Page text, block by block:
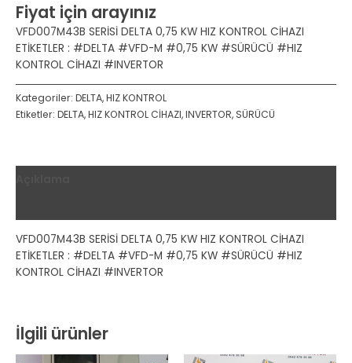
Fiyat için arayınız
VFD007M43B SERİSİ DELTA 0,75 KW HIZ KONTROL CİHAZI
ETİKETLER : #DELTA #VFD-M #0,75 KW #SÜRÜCÜ #HIZ
KONTROL CİHAZI #INVERTOR
Kategoriler: DELTA,HIZ KONTROL
Etiketler: DELTA,HIZ KONTROL CİHAZI,INVERTOR, SÜRÜCÜ
VFD007M43B SERİSİ DELTA 0,75 KW HIZ KONTROL CİHAZI
ETİKETLER : #DELTA #VFD-M #0,75 KW #SÜRÜCÜ #HIZ
KONTROL CİHAZI #INVERTOR
İlgili ürünler